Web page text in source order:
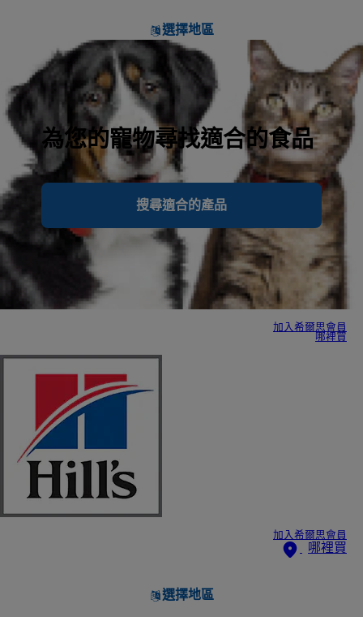
選擇地區
為您的寵物尋找適合的食品
搜尋適合的產品
加入希爾思會員
哪裡買
加入希爾思會員
哪裡買
選擇地區